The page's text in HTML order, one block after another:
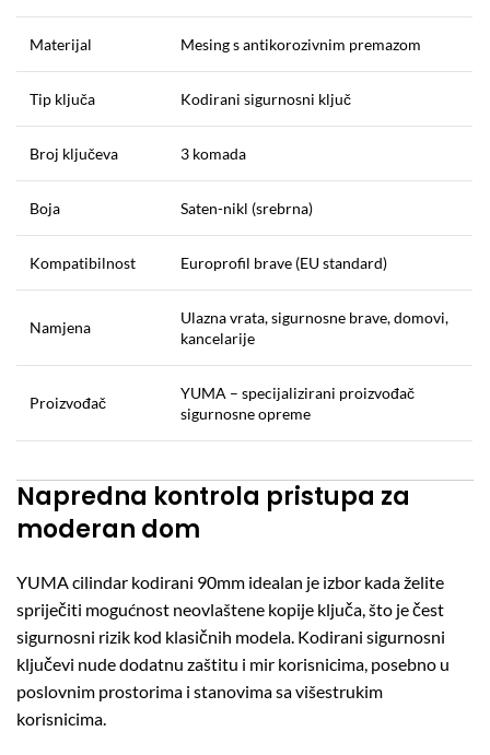
Materijal Mesing s antikorozivnim premazom
Tip ključa Kodirani sigurnosni ključ
Broj ključeva 3 komada
Boja Saten-nikl (srebrna)
Kompatibilnost Europrofil brave (EU standard)
Namjena
Ulazna vrata, sigurnosne brave, domovi,
kancelarije
Proizvođač
YUMA – specijalizirani proizvođač
sigurnosne opreme
Napredna kontrola pristupa za
moderan dom
YUMA cilindar kodirani 90mm idealan je izbor kada želite
spriječiti mogućnost neovlaštene kopije ključa, što je čest
sigurnosni rizik kod klasičnih modela. Kodirani sigurnosni
ključevi nude dodatnu zaštitu i mir korisnicima, posebno u
poslovnim prostorima i stanovima sa višestrukim
korisnicima.